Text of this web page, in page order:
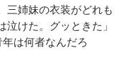
三姉妹の衣装がどれも
けた。グッときた」
は何者なんだろ